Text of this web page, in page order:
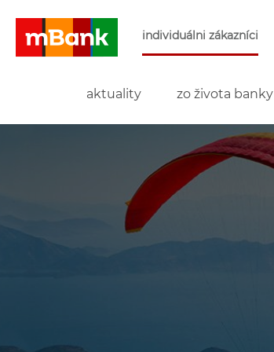
individuálni zákazníci
aktuality zo života banky